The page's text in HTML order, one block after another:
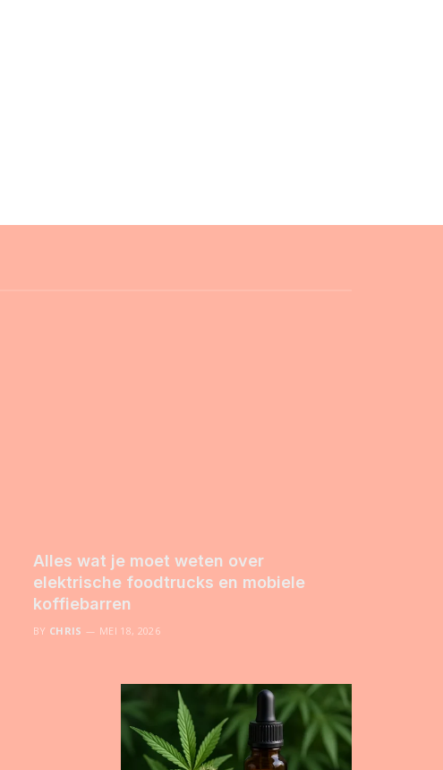
Alles wat je moet weten over
elektrische foodtrucks en mobiele
koffiebarren
BY CHRIS MEI 18, 2026